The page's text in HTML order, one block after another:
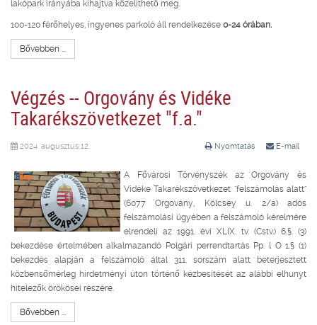
lakópark irányába kihajtva közelíthető meg.
100-120 férőhelyes, ingyenes parkoló áll rendelkezése 0-24 órában.
Bővebben ...
Végzés -- Orgovány és Vidéke
Takarékszövetkezet "f.a."
Nyomtatás E-mail
2024. augusztus 12.
A Fővárosi Törvényszék az Orgovány és
Vidéke Takarékszövetkezet "felszámolás alatt"
(6077 Orgovány, Kölcsey u. 2/a) adós
felszámolási ügyében a felszámoló kérelmére
elrendeli az 1991. évi XLIX. tv. (Cstv.) 6.§. (3)
bekezdése értelmében alkalmazandó Polgári perrendtartás Pp. l O 1.§ (1)
bekezdés alapján a felszámoló által 311. sorszám alatt beterjesztett
közbensőmérleg hirdetményi úton történő kézbesítését az alábbi elhunyt
hitelezők örökösei részére.
Bővebben ...